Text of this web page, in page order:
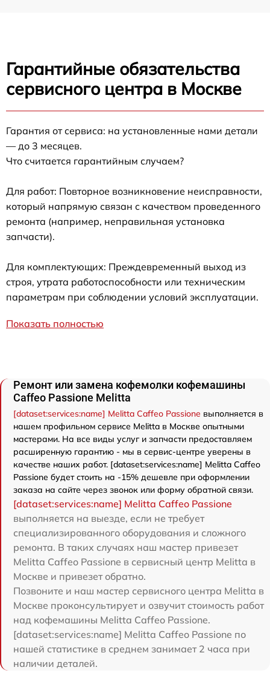
Гарантийные обязательства
сервисного центра в Москве
Гарантия от сервиса: на установленные нами детали
— до 3 месяцев.
Что считается гарантийным случаем?
Для работ: Повторное возникновение неисправности,
который напрямую связан с качеством проведенного
ремонта (например, неправильная установка
запчасти).
Для комплектующих: Преждевременный выход из
строя, утрата работоспособности или техническим
параметрам при соблюдении условий эксплуатации.
Показать полностью
Ремонт или замена кофемолки кофемашины
Caffeo Passione Melitta
[dataset:services:name] Melitta Caffeo Passione выполняется в
нашем профильном сервисе Melitta в Москве опытными
мастерами. На все виды услуг и запчасти предоставляем
расширенную гарантию - мы в сервис-центре уверены в
качестве наших работ. [dataset:services:name] Melitta Caffeo
Passione будет стоить на -15% дешевле при оформлении
заказа на сайте через звонок или форму обратной связи.
[dataset:services:name] Melitta Caffeo Passione
выполняется на выезде, если не требует
специализированного оборудования и сложного
ремонта. В таких случаях наш мастер привезет
Melitta Caffeo Passione в сервисный центр Melitta в
Москве и привезет обратно.
Позвоните и наш мастер сервисного центра Melitta в
Москве проконсультирует и озвучит стоимость работ
над кофемашины Melitta Caffeo Passione.
[dataset:services:name] Melitta Caffeo Passione по
нашей статистике в среднем занимает 2 часа при
наличии деталей.